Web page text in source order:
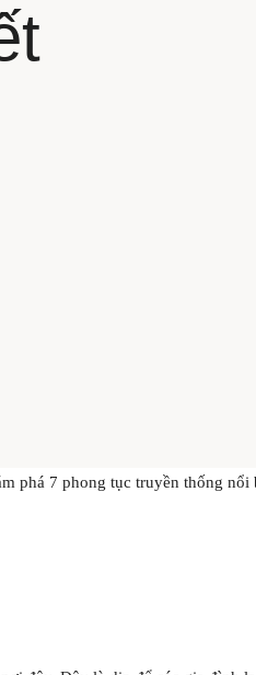
phá 7 phong tục truyền thống